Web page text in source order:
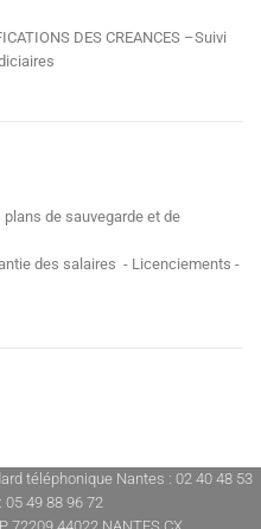
DES CREANCES –Suivi
de sauvegarde et de
des salaires - Licenciements -
téléphonique Nantes : 02 40 48 53
05 49 88 96 72